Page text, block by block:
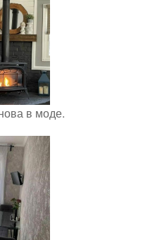
в моде.